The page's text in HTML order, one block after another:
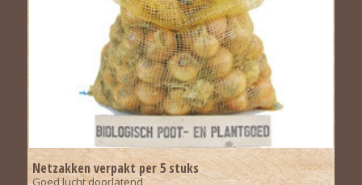
Netzakken verpakt per 5 stuks
Goed lucht doorlatend